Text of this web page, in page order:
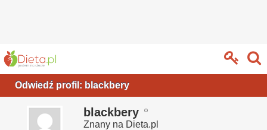
Odwiedź profil: blackbery
blackbery
Znany na Dieta.pl